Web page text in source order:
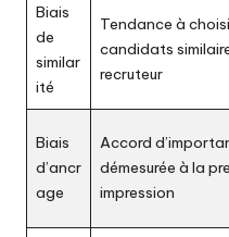
Biais
de
similar
ité
Tendance à
candidats
recruteur
Biais
d’ancr
age
Accord
démesurée à la
impression